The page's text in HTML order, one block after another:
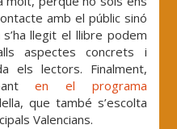
amb el públic sinó
llegit el llibre podem
aspectes concrets i
els lectors. Finalment,
en el programa
que també s’escolta
Valencians.